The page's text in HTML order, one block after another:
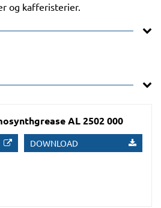
og kafferisterier.
AL 2502 000
DOWNLOAD